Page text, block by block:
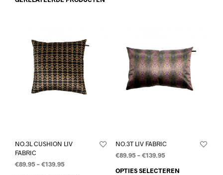
NO.3L CUSHION LIV
FABRIC
€89.95–€139.95
NO.3T LIV FABRIC
€89.95–€139.95
OPTIES SELECTEREN